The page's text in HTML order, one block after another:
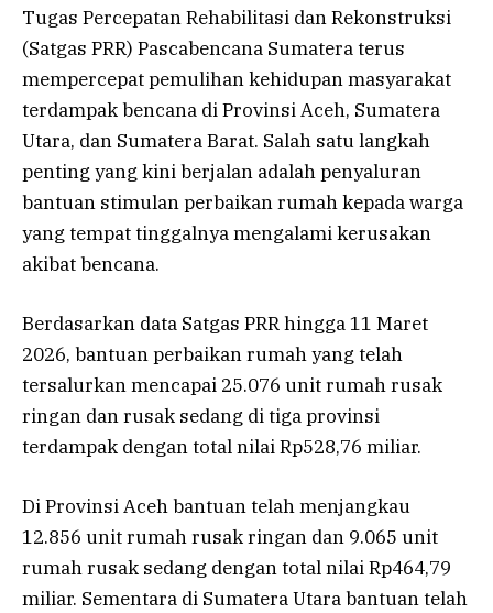
Tugas Percepatan Rehabilitasi dan Rekonstruksi
(Satgas PRR) Pascabencana Sumatera terus
mempercepat pemulihan kehidupan masyarakat
terdampak bencana di Provinsi Aceh, Sumatera
Utara, dan Sumatera Barat. Salah satu langkah
penting yang kini berjalan adalah penyaluran
bantuan stimulan perbaikan rumah kepada warga
yang tempat tinggalnya mengalami kerusakan
akibat bencana.
Berdasarkan data Satgas PRR hingga 11 Maret
2026, bantuan perbaikan rumah yang telah
tersalurkan mencapai 25.076 unit rumah rusak
ringan dan rusak sedang di tiga provinsi
terdampak dengan total nilai Rp528,76 miliar.
Di Provinsi Aceh bantuan telah menjangkau
12.856 unit rumah rusak ringan dan 9.065 unit
rumah rusak sedang dengan total nilai Rp464,79
miliar. Sementara di Sumatera Utara bantuan telah